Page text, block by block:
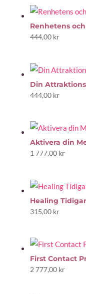
Renhetens
444,00 kr
Din
444,00 kr
Aktivera din
1 777,00 kr
Healing
315,00 kr
First Contact
2 777,00 kr